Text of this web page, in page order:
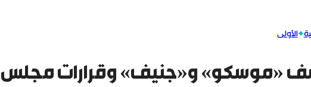
الأولى
«موسكو» و«جنيف» وقرارات مجلس